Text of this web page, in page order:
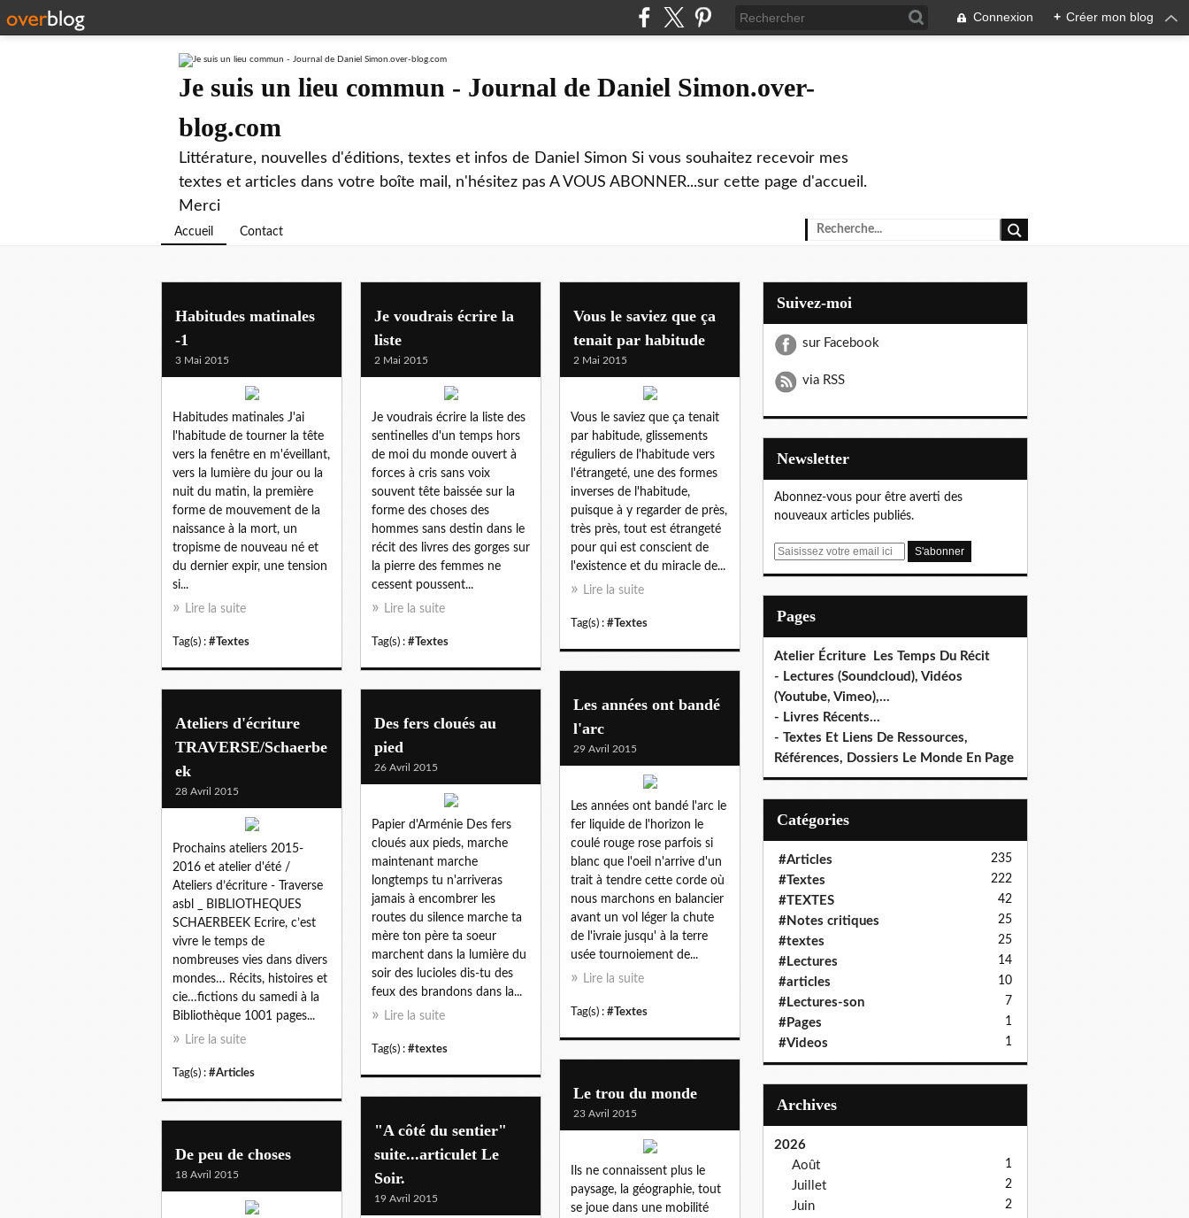
Connexion + Créer mon blog
Je suis un lieu commun - Journal de Daniel Simon.over-
blog.com
Littérature, nouvelles d'éditions, textes et infos de Daniel Simon Si vous souhaitez recevoir mes
textes et articles dans votre boîte mail, n'hésitez pas A VOUS ABONNER...sur cette page d'accueil.
Merci
Accueil Contact
Habitudes matinales
-1
3 Mai 2015
Habitudes matinales J'ai
l'habitude de tourner la tête
vers la fenêtre en m'éveillant,
vers la lumière du jour ou la
nuit du matin, la première
forme de mouvement de la
naissance à la mort, un
tropisme de nouveau né et
du dernier expir, une tension
si...
Lire la suite
Tag(s) : #Textes
Je voudrais écrire la
liste
2 Mai 2015
Je voudrais écrire la liste des
sentinelles d'un temps hors
de moi du monde ouvert à
forces à cris sans voix
souvent tête baissée sur la
forme des choses des
hommes sans destin dans le
récit des livres des gorges sur
la pierre des femmes ne
cessent poussent...
Lire la suite
Tag(s) : #Textes
Vous le saviez que ça
tenait par habitude
2 Mai 2015
Vous le saviez que ça tenait
par habitude, glissements
réguliers de l'habitude vers
l'étrangeté, une des formes
inverses de l'habitude,
puisque à y regarder de près,
très près, tout est étrangeté
pour qui est conscient de
l'existence et du miracle de...
Lire la suite
Tag(s) : #Textes
Les années ont bandé
l'arc
29 Avril 2015
Les années ont bandé l'arc le
fer liquide de l'horizon le
coulé rouge rose parfois si
blanc que l'oeil n'arrive d'un
trait à tendre cette corde où
nous marchons en balancier
avant un vol léger la chute
de l'ivraie jusqu' à la terre
usée tournoiement de...
Lire la suite
Tag(s) : #Textes
Ateliers d'écriture
TRAVERSE/Schaerbe
ek
28 Avril 2015
Prochains ateliers 2015-
2016 et atelier d'été /
Ateliers d’écriture - Traverse
asbl _ BIBLIOTHEQUES
SCHAERBEEK Ecrire, c’est
vivre le temps de
nombreuses vies dans divers
mondes… Récits, histoires et
cie…fictions du samedi à la
Bibliothèque 1001 pages...
Lire la suite
Tag(s) : #Articles
Des fers cloués au
pied
26 Avril 2015
Papier d'Arménie Des fers
cloués aux pieds, marche
maintenant marche
longtemps tu n'arriveras
jamais à encombrer les
routes du silence marche ta
mère ton père ta soeur
marchent dans la lumière du
soir des lucioles dis-tu des
feux des brandons dans la...
Lire la suite
Tag(s) : #textes
Le trou du monde
23 Avril 2015
Ils ne connaissent plus le
paysage, la géographie, tout
se joue dans une mobilité
"A côté du sentier"
suite...articulet Le
Soir.
19 Avril 2015
De peu de choses
18 Avril 2015
Suivez-moi
sur Facebook
via RSS
Newsletter
Abonnez-vous pour être averti des
nouveaux articles publiés.
E
Pages
Atelier Écriture Les Temps Du Récit
- Lectures (Soundcloud), Vidéos
(Youtube, Vimeo),...
- Livres Récents...
- Textes Et Liens De Ressources,
Références, Dossiers Le Monde En Page
Catégories
#Articles 235
#Textes 222
#TEXTES 42
#Notes critiques 25
#textes 25
#Lectures 14
#articles 10
#Lectures-son 7
#Pages 1
#Videos 1
Archives
2026
Août
1
Juillet 2
Juin 2